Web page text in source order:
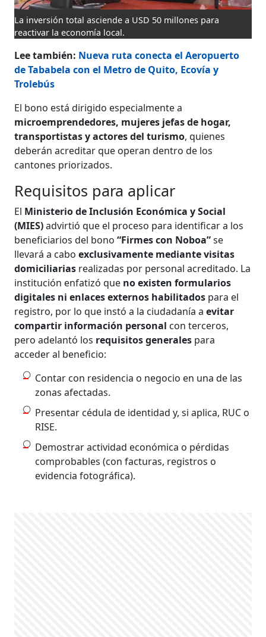
La inversión total asciende a USD 50 millones para
reactivar la economía local.
Lee también: Nueva ruta conecta el Aeropuerto
de Tababela con el Metro de Quito, Ecovía y
Trolebús
El bono está dirigido especialmente a
microemprendedores, mujeres jefas de hogar,
transportistas y actores del turismo, quienes
deberán acreditar que operan dentro de los
cantones priorizados.
Requisitos para aplicar
El Ministerio de Inclusión Económica y Social
(MIES)advirtió que el proceso para identificar a los
beneficiarios del bono“Firmes con Noboa”se
llevará a caboexclusivamente mediante visitas
domiciliarias realizadas por personal acreditado. La
institución enfatizó que no existen formularios
digitales ni enlaces externos habilitados para el
registro, por lo que instó a la ciudadanía aevitar
compartir información personal con terceros,
pero adelantó los requisitos generales para
acceder al beneficio:
Contar con residencia o negocio en una de las
zonas afectadas.
Presentar cédula de identidad y, si aplica, RUC o
RISE.
Demostrar actividad económica o pérdidas
comprobables (con facturas, registros o
evidencia fotográfica).